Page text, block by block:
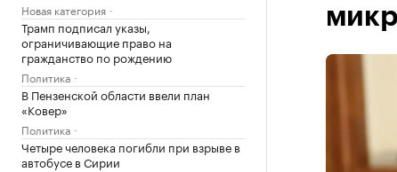
Новая категория
Трамп подписал указы,
ограничивающие право на
гражданство по рождению
Политика
В Пензенской области ввели план
«Ковер»
Политика
Четыре человека погибли при взрыве в
автобусе в Сирии